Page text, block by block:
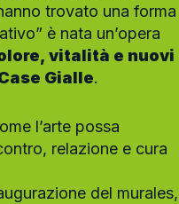
trovato una forma
è nata un’opera
vitalità e nuovi
Gialle.
l’arte possa
relazione e cura
del murales,